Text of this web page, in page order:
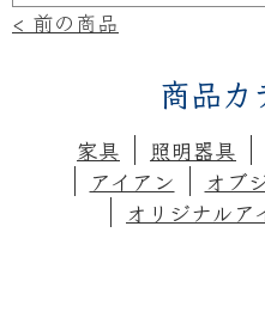
投
< 前の商品
商品カ
家具 照明器具
アイアン
オブ
オリジナルア